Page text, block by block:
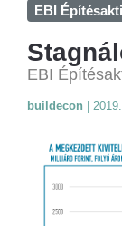
EBI
EBI
buildecon